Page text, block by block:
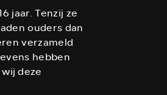
jaar. Tenzij ze
ouders dan
verzameld
hebben
deze